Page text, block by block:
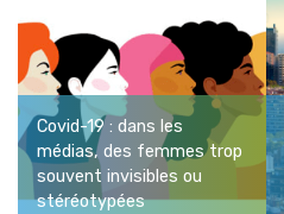
Covid-19 : dans les
médias, des femmes trop
souvent invisibles ou
stéréotypées